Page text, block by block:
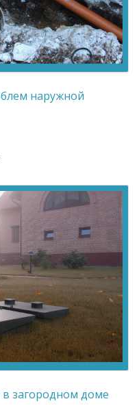
наружной
загородном доме